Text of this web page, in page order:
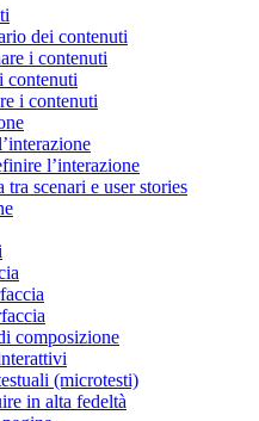
dei contenuti
i contenuti
contenuti
i contenuti
l’interazione
scenari e user stories
composizione
(microtesti)
in alta fedeltà